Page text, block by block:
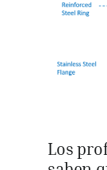
Los